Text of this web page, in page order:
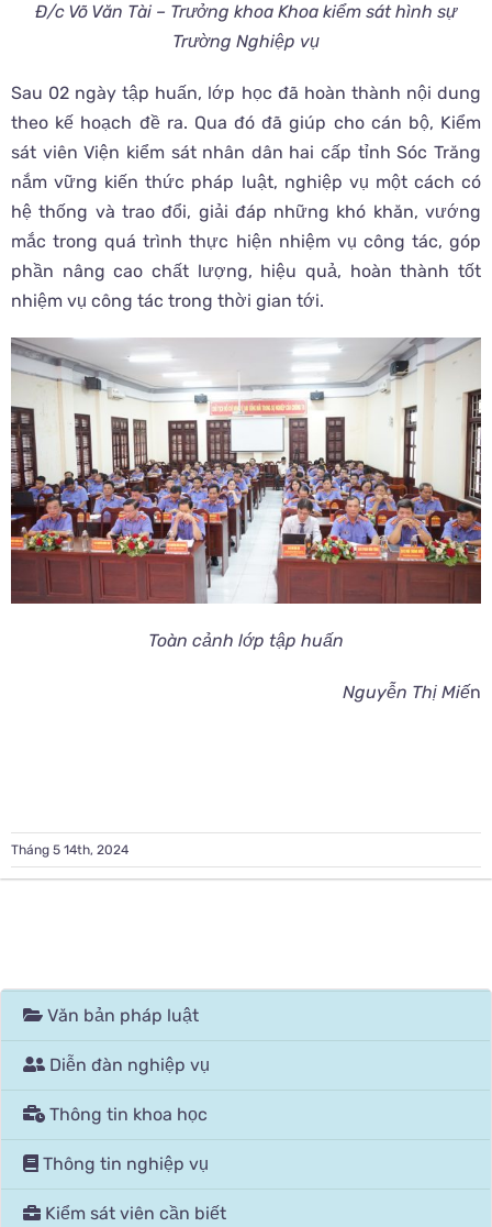
Đ/c Võ Văn Tài – Trưởng khoa Khoa kiểm sát hình sự
Trường Nghiệp vụ
Sau 02 ngày tập huấn, lớp học đã hoàn thành nội dung
theo kế hoạch đề ra. Qua đó đã giúp cho cán bộ, Kiểm
sát viên Viện kiểm sát nhân dân hai cấp tỉnh Sóc Trăng
nắm vững kiến thức pháp luật, nghiệp vụ một cách có
hệ thống và trao đổi, giải đáp những khó khăn, vướng
mắc trong quá trình thực hiện nhiệm vụ công tác, góp
phần nâng cao chất lượng, hiệu quả, hoàn thành tốt
nhiệm vụ công tác trong thời gian tới.
Toàn cảnh lớp tập huấn
Nguyễn Thị Miến
Tháng 5 14th, 2024
Văn bản pháp luật
Diễn đàn nghiệp vụ
Thông tin khoa học
Thông tin nghiệp vụ
Kiểm sát viên cần biết